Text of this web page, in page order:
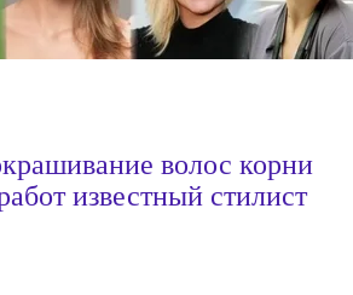
волос корни
известный стилист